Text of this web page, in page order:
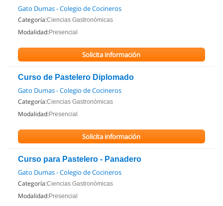
Gato Dumas - Colegio de Cocineros
Categoría:Ciencias Gastronómicas
Modalidad:Presencial
Solicita información
Curso de Pastelero Diplomado
Gato Dumas - Colegio de Cocineros
Categoría:Ciencias Gastronómicas
Modalidad:Presencial
Solicita información
Curso para Pastelero - Panadero
Gato Dumas - Colegio de Cocineros
Categoría:Ciencias Gastronómicas
Modalidad:Presencial